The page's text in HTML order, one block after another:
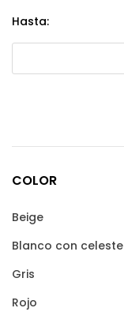
Hasta:
COLOR
Beige
Blanco con celeste
Gris
Rojo